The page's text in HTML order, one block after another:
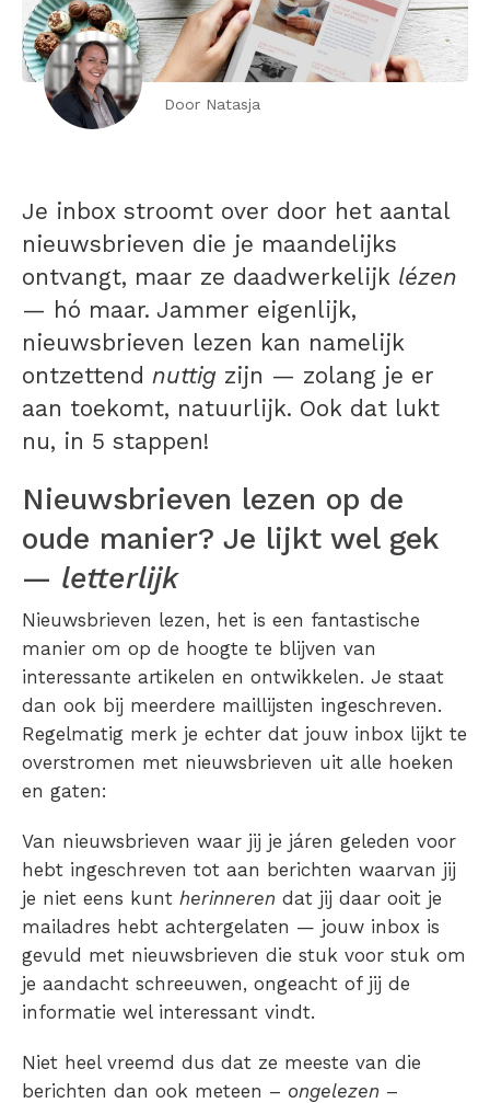
Door Natasja
Je inbox stroomt over door het aantal
nieuwsbrieven die je maandelijks
ontvangt, maar ze daadwerkelijk lézen
— hó maar. Jammer eigenlijk,
nieuwsbrieven lezen kan namelijk
ontzettend nuttig zijn — zolang je er
aan toekomt, natuurlijk. Ook dat lukt
nu, in 5 stappen!
Nieuwsbrieven lezen op de
oude manier? Je lijkt wel gek
— letterlijk
Nieuwsbrieven lezen, het is een fantastische
manier om op de hoogte te blijven van
interessante artikelen en ontwikkelen. Je staat
dan ook bij meerdere maillijsten ingeschreven.
Regelmatig merk je echter dat jouw inbox lijkt te
overstromen met nieuwsbrieven uit alle hoeken
en gaten:
Van nieuwsbrieven waar jij je járen geleden voor
hebt ingeschreven tot aan berichten waarvan jij
je niet eens kunt herinneren dat jij daar ooit je
mailadres hebt achtergelaten — jouw inbox is
gevuld met nieuwsbrieven die stuk voor stuk om
je aandacht schreeuwen, ongeacht of jij de
informatie wel interessant vindt.
Niet heel vreemd dus dat ze meeste van die
berichten dan ook meteen – ongelezen –